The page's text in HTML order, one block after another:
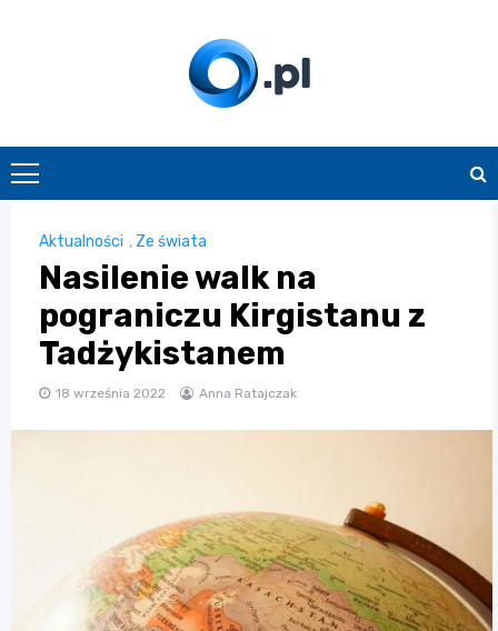
O.pl
Aktualności , Ze świata
Nasilenie walk na
pograniczu Kirgistanu z
Tadżykistanem
18 września 2022 Anna Ratajczak